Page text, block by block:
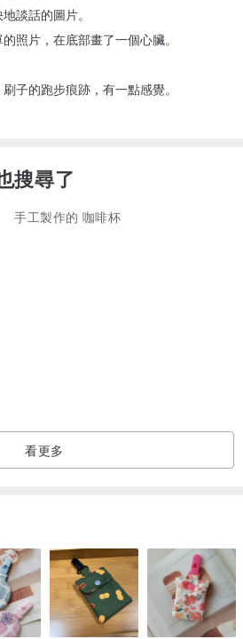
談話的圖片。
照片，在底部畫了一個心臟。
子的跑步痕跡，有一點感覺。
搜尋了
手工製作的 咖啡杯
看更多